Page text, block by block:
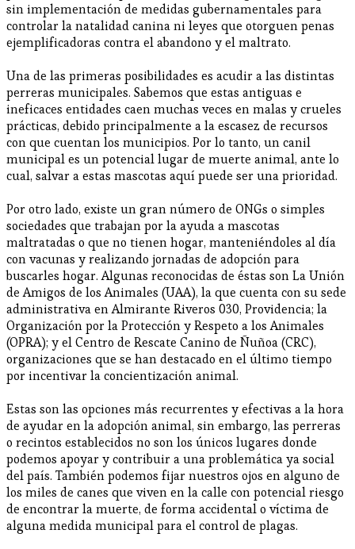
sin implementación de medidas gubernamentales para
controlar la natalidad canina ni leyes que otorguen penas
ejemplificadoras contra el abandono y el maltrato.
Una de las primeras posibilidades es acudir a las distintas
perreras municipales. Sabemos que estas antiguas e
ineficaces entidades caen muchas veces en malas y crueles
prácticas, debido principalmente a la escasez de recursos
con que cuentan los municipios. Por lo tanto, un canil
municipal es un potencial lugar de muerte animal, ante lo
cual, salvar a estas mascotas aquí puede ser una prioridad.
Por otro lado, existe un gran número de ONGs o simples
sociedades que trabajan por la ayuda a mascotas
maltratadas o que no tienen hogar, manteniéndoles al día
con vacunas y realizando jornadas de adopción para
buscarles hogar. Algunas reconocidas de éstas son La Unión
de Amigos de los Animales (UAA), la que cuenta con su sede
administrativa en Almirante Riveros 030, Providencia; la
Organización por la Protección y Respeto a los Animales
(OPRA); y el Centro de Rescate Canino de Ñuñoa (CRC),
organizaciones que se han destacado en el último tiempo
por incentivar la concientización animal.
Estas son las opciones más recurrentes y efectivas a la hora
de ayudar en la adopción animal, sin embargo, las perreras
o recintos establecidos no son los únicos lugares donde
podemos apoyar y contribuir a una problemática ya social
del país. También podemos fijar nuestros ojos en alguno de
los miles de canes que viven en la calle con potencial riesgo
de encontrar la muerte, de forma accidental o víctima de
alguna medida municipal para el control de plagas.